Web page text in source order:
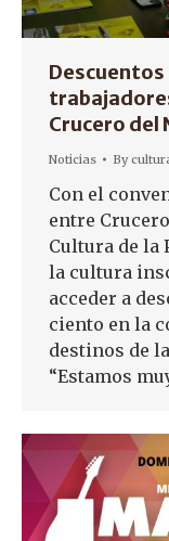
Crucero del
Noticias By
Con el
entre
Cultura de la
la cultura
acceder a
ciento en la
destinos de
“Estamos